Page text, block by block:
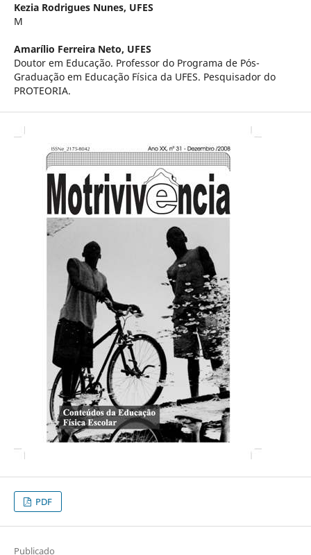
Kezia Rodrigues Nunes, UFES
M
Amarílio Ferreira Neto, UFES
Doutor em Educação. Professor do Programa de Pós-
Graduação em Educação Física da UFES. Pesquisador do
PROTEORIA.
PDF
Publicado